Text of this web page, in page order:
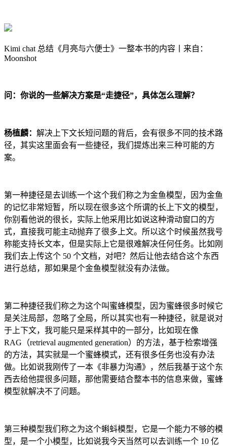
Kimi chat 总结《月亮与六便士》一整本书的内容丨来自：
Moonshot
问：你说的一些解决方案是“走捷径”，具体怎么理解？
杨植麟： 解决上下文长短问题的背后，会有很多不同的技术路
径，其实这里面会有一些捷径，我们提炼出来三种可能的方
案。
第一种捷径是去训练一个这个我们称之为金鱼模型，因为金鱼
的记忆非常短暂，所以现在很多这个所谓的长上下文的模型，
你别看他说的很长，实际上他采用比如说这种滑动窗口的方
式，直接我可能主动抛弃了很多上文。所以这个时候虽然我号
称能支持长文本，但是实际上它是很难解决任何任务。比如刚
我们去上传这个 50 个文档，对吧？然后让他去结合这个东西
进行总结，那如果是个金鱼模型就没有办法做。
第二种捷径我们称之为这个叫蜜蜂模型，因为蜜蜂很多时候它
是关注局部，忽略了全局，所以其实也有一种捷径，就是说对
于上下文，我可能只是采样其中的一部分，比如现在像
RAG（retrieval augmented generation）的方法，基于检索增强
的方法，其实就是一个蜜蜂模式，还有很多任务也没有办法
做。比如说我刚传了一本《非暴力沟通》，然后我基于这个东
西去给他提很多问题，那他需要结合整本书的信息来做，蜜蜂
模型就解决不了问题。
第三种模型我们称之为这个蝌蚪模型，它是一个能力不够的模
型，是一个小模型，比如说我今天当然可以去训练一个 10 亿